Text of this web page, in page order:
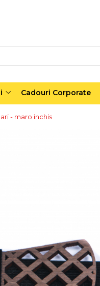
Cadouri Corporate
- maro inchis